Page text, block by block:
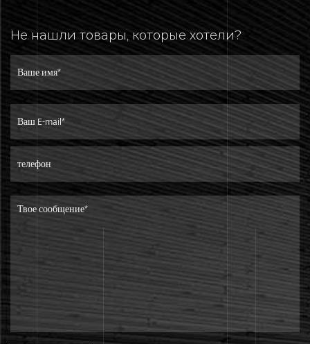
Не нашли товары, которые хотели?